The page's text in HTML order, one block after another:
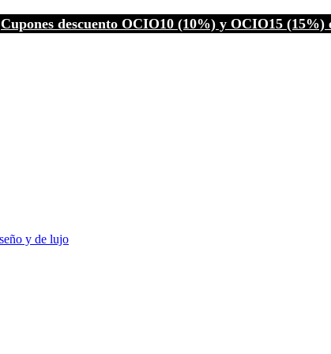
Cupones descuento OCIO10 (10%) y OCIO15 (15%)